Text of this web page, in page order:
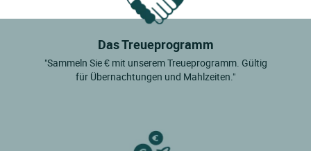
Das Treueprogramm
"Sammeln Sie € mit unserem Treueprogramm. Gültig
für Übernachtungen und Mahlzeiten."